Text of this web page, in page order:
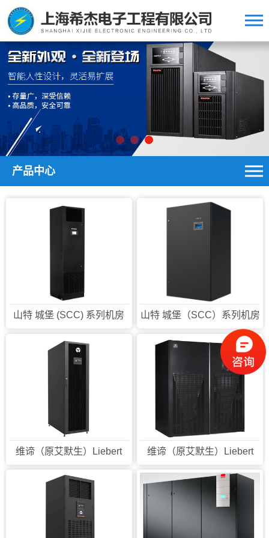
中文版/英文版
产品中心
山特 城堡 (SCC) 系列机房
专用空调(5-20kW)
山特 城堡（SCC）系列机房
专用空调（25-100kW）
维谛（原艾默生）Liebert
CRV4(S)列间全变频精密空
调
维谛（原艾默生）Liebert
PEX3 R410A风冷节能精密
空调